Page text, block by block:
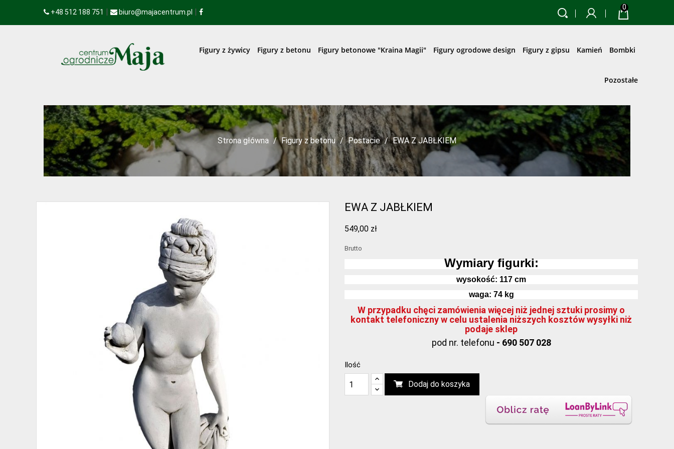
+48 512 188 751 | biuro@majacentrum.pl | 0
Figury z żywicy Figury z betonu Figury betonowe "Kraina Magii" Figury ogrodowe design Figury z gipsu Kamień Bombki
Pozostałe
Strona główna Figury z betonu Postacie EWA Z JABŁKIEM
EWA Z JABŁKIEM
549,00 zł
Brutto
Wymiary figurki:
wysokość: 117 cm
waga: 74 kg
W przypadku chęci zamówienia więcej niż jednej sztuki prosimy o
kontakt telefoniczny w celu ustalenia niższych kosztów wysyłki niż
podaje sklep
pod nr. telefonu - 690 507 028
Ilość
Dodaj do koszyka